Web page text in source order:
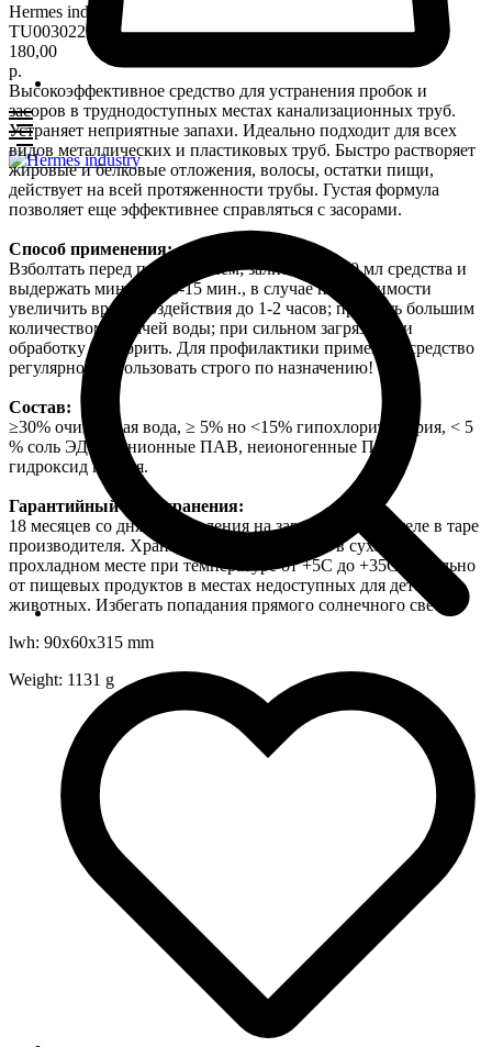
Hermes industry
TU0030225
180,00
р.
Высокоэффективное средство для устранения пробок и
засоров в труднодоступных местах канализационных труб.
Устраняет неприятные запахи. Идеально подходит для всех
видов металлических и пластиковых труб. Быстро растворяет
жировые и белковые отложения, волосы, остатки пищи,
действует на всей протяженности трубы. Густая формула
позволяет еще эффективнее справляться с засорами.
Способ применения:
Взболтать перед применением; залить 300-350 мл средства и
выдержать минимум 5-15 мин., в случае необходимости
увеличить время воздействия до 1-2 часов; промыть большим
количеством горячей воды; при сильном загрязнении
обработку повторить. Для профилактики применять средство
регулярно. Использовать строго по назначению!
Состав:
≥30% очищенная вода, ≥ 5% но <15% гипохлорит натрия, < 5
% соль ЭДТА, анионные ПАВ, неионогенные ПАВ,
гидроксид натрия.
Гарантийный срок хранения:
18 месяцев со дня изготовления на заводе-изготовителе в таре
производителя. Хранить плотно закрытым в сухом
прохладном месте при температуре от +5С до +35С, отдельно
от пищевых продуктов в местах недоступных для детей и
животных. Избегать попадания прямого солнечного света.
lwh: 90x60x315 mm
Weight: 1131 g